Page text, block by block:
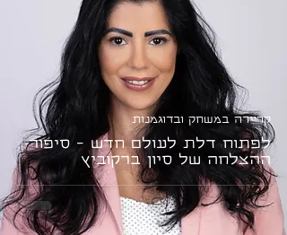
לפתוח דלת לעולם חדש - סיפור
ההצלחה של סיון ברקוביץ
קריירה במשחק ובדוגמנות